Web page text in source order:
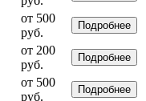
от 500
руб.
Подробнее
от 200
руб.
Подробнее
от 500
руб.
Подробнее